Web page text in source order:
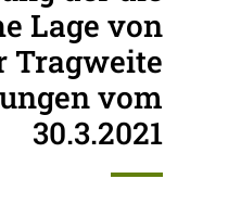
Lage von
Tragweite
vom
30.3.2021